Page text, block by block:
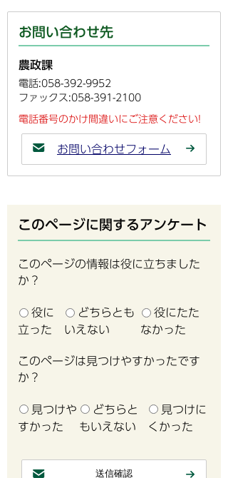
お問い合わせ先
農政課
電話:058-392-9952
ファックス:058-391-2100
電話番号のかけ間違いにご注意ください!
お問い合わせフォーム
このページに関するアンケート
このページの情報は役に立ちました
か？
役に
立った
どちらとも
いえない
役にたた
なかった
このページは見つけやすかったです
か？
見つけや
すかった
どちらと
もいえない
見つけに
くかった